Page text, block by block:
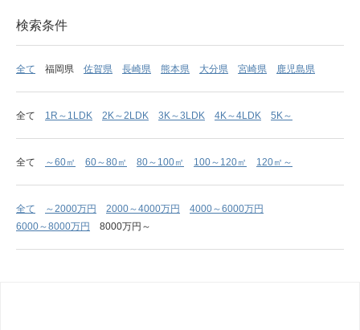
検索条件
全て 福岡県 佐賀県 長崎県 熊本県 大分県 宮崎県 鹿児島県
全て 1R～1LDK 2K～2LDK 3K～3LDK 4K～4LDK 5K～
全て ～60㎡ 60～80㎡ 80～100㎡ 100～120㎡ 120㎡～
全て ～2000万円 2000～4000万円
4000～6000万円
6000～8000万円
8000万円～